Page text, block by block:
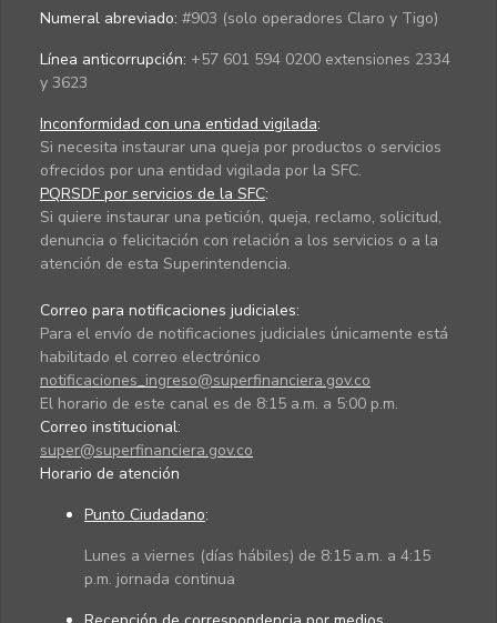
Numeral abreviado: #903 (solo operadores Claro y Tigo)
Línea anticorrupción: +57 601 594 0200 extensiones 2334
y 3623
Inconformidad con una entidad vigilada:
Si necesita instaurar una queja por productos o servicios
ofrecidos por una entidad vigilada por la SFC.
PQRSDF por servicios de la SFC:
Si quiere instaurar una petición, queja, reclamo, solicitud,
denuncia o felicitación con relación a los servicios o a la
atención de esta Superintendencia.
Correo para notificaciones judiciales:
Para el envío de notificaciones judiciales únicamente está
habilitado el correo electrónico
notificaciones_ingreso@superfinanciera.gov.co
El horario de este canal es de 8:15 a.m. a 5:00 p.m.
Correo institucional:
super@superfinanciera.gov.co
Horario de atención
Punto Ciudadano:
Lunes a viernes (días hábiles) de 8:15 a.m. a 4:15
p.m. jornada continua